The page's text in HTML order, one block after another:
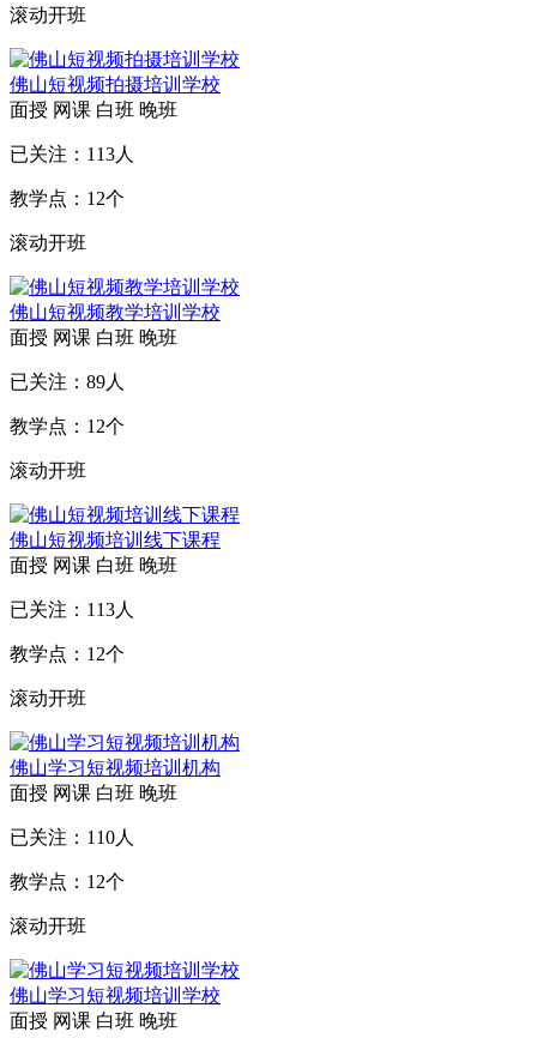
滚动开班
佛山短视频拍摄培训学校
面授 网课 白班 晚班
已关注： 113人
教学点： 12个
滚动开班
佛山短视频教学培训学校
面授 网课 白班 晚班
已关注： 89人
教学点： 12个
滚动开班
佛山短视频培训线下课程
面授 网课 白班 晚班
已关注： 113人
教学点： 12个
滚动开班
佛山学习短视频培训机构
面授 网课 白班 晚班
已关注： 110人
教学点： 12个
滚动开班
佛山学习短视频培训学校
面授 网课 白班 晚班